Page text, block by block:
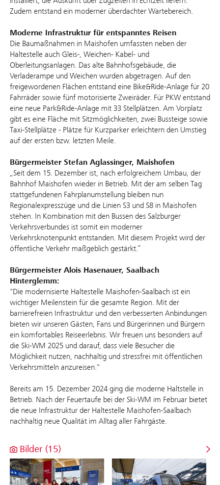
Zudem entstand ein moderner überdachter Wartebereich.
Moderne Infrastruktur für entspanntes Reisen
Die Baumaßnahmen in Maishofen umfassten neben der
Haltestelle auch Gleis-, Weichen- Kabel- und
Oberleitungsanlagen. Das alte Bahnhofsgebäude, die
Verladerampe und Weichen wurden abgetragen. Auf den
freigewordenen Flächen entstand eine Bike&Ride-Anlage für 20
Fahrräder sowie fünf motorisierte Zweiräder. Für PKW entstand
eine neue Park&Ride-Anlage mit 33 Stellplätzen. Am Vorplatz
gibt es eine Fläche mit Sitzmöglichkeiten, zwei Bussteige sowie
Taxi-Stellplätze - Plätze für Kurzparker erleichtern den Umstieg
auf der ersten bzw. letzten Meile.
Bürgermeister Stefan Aglassinger, Maishofen
„Seit dem 15. Dezember ist, nach erfolgreichem Umbau, der
Bahnhof Maishofen wieder in Betrieb. Mit der am selben Tag
stattgefundenen Fahrplanumstellung bleiben nun
Regionalexpresszüge und die Linien S3 und S8 in Maishofen
stehen. In Kombination mit den Bussen des Salzburger
Verkehrsverbundes ist somit ein moderner
Verkehrsknotenpunkt entstanden. Mit diesem Projekt wird der
öffentliche Verkehr maßgeblich gestärkt.“
Bürgermeister Alois Hasenauer, Saalbach
Hinterglemm:
"Die modernisierte Haltestelle Maishofen-Saalbach ist ein
wichtiger Meilenstein für die gesamte Region. Mit der
barrierefreien Infrastruktur und den verbesserten Anbindungen
bieten wir unseren Gästen, Fans und Bürgerinnen und Bürgern
ein komfortables Reiseerlebnis. Wir freuen uns besonders auf
die Ski-WM 2025 und darauf, dass viele Besucher die
Möglichkeit nutzen, nachhaltig und stressfrei mit öffentlichen
Verkehrsmitteln anzureisen."
Bereits am 15. Dezember 2024 ging die moderne Haltstelle in
Betrieb. Nach der Feuertaufe bei der Ski-WM im Februar bietet
die neue Infrastruktur der Haltestelle Maishofen-Saalbach
nachhaltig neue Qualität im Alltag aller Fahrgäste.
Bilder (15)